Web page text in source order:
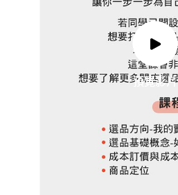
預覽影片
預覽影片